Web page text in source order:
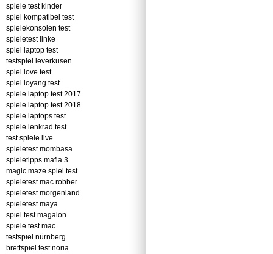
spiele test kinder
spiel kompatibel test
spielekonsolen test
spieletest linke
spiel laptop test
testspiel leverkusen
spiel love test
spiel loyang test
spiele laptop test 2017
spiele laptop test 2018
spiele laptops test
spiele lenkrad test
test spiele live
spieletest mombasa
spieletipps mafia 3
magic maze spiel test
spieletest mac robber
spieletest morgenland
spieletest maya
spiel test magalon
spiele test mac
testspiel nürnberg
brettspiel test noria